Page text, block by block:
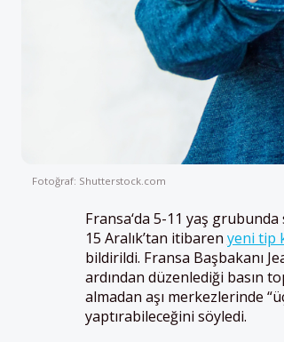
Fotoğraf: Shutterstock.com
Fransa‘da 5-11 yaş grubunda
15 Aralık’tan itibaren yeni tip
bildirildi. Fransa Başbakanı
ardından düzenlediği basın
almadan aşı merkezlerinde
yaptırabileceğini söyledi.